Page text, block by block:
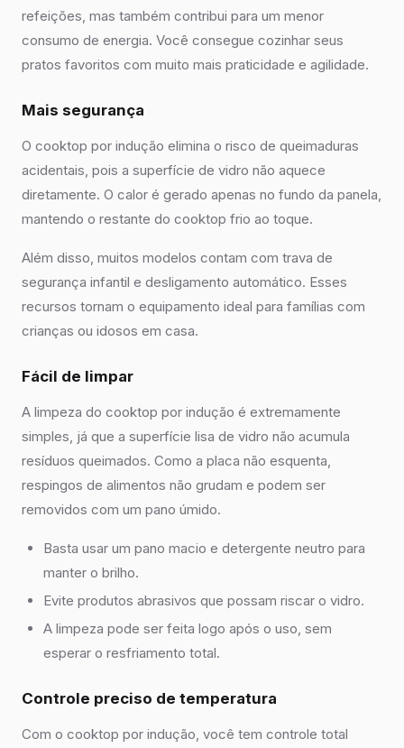
refeições, mas também contribui para um menor
consumo de energia. Você consegue cozinhar seus
pratos favoritos com muito mais praticidade e agilidade.
Mais segurança
O cooktop por indução elimina o risco de queimaduras
acidentais, pois a superfície de vidro não aquece
diretamente. O calor é gerado apenas no fundo da panela,
mantendo o restante do cooktop frio ao toque.
Além disso, muitos modelos contam com trava de
segurança infantil e desligamento automático. Esses
recursos tornam o equipamento ideal para famílias com
crianças ou idosos em casa.
Fácil de limpar
A limpeza do cooktop por indução é extremamente
simples, já que a superfície lisa de vidro não acumula
resíduos queimados. Como a placa não esquenta,
respingos de alimentos não grudam e podem ser
removidos com um pano úmido.
Basta usar um pano macio e detergente neutro para
manter o brilho.
Evite produtos abrasivos que possam riscar o vidro.
A limpeza pode ser feita logo após o uso, sem
esperar o resfriamento total.
Controle preciso de temperatura
Com o cooktop por indução, você tem controle total